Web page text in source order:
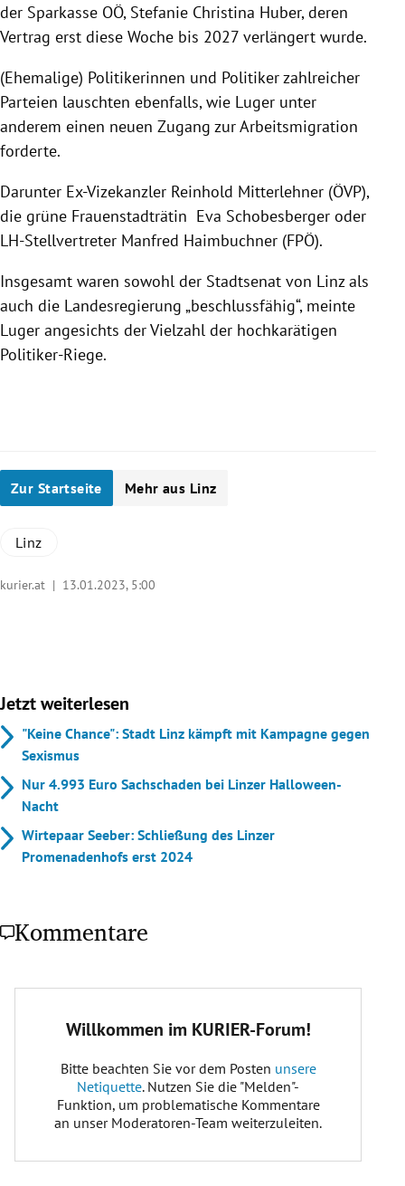
der Sparkasse OÖ, Stefanie Christina Huber, deren
Vertrag erst diese Woche bis 2027 verlängert wurde.
(Ehemalige) Politikerinnen und Politiker zahlreicher
Parteien lauschten ebenfalls, wie Luger unter
anderem einen neuen Zugang zur Arbeitsmigration
forderte.
Darunter Ex-Vizekanzler Reinhold Mitterlehner (ÖVP),
die grüne Frauenstadträtin Eva Schobesberger oder
LH-Stellvertreter Manfred Haimbuchner (FPÖ).
Insgesamt waren sowohl der Stadtsenat von Linz als
auch die Landesregierung „beschlussfähig“, meinte
Luger angesichts der Vielzahl der hochkarätigen
Politiker-Riege.
Zur Startseite Mehr aus Linz
Linz
kurier.at | 13.01.2023, 5:00
Jetzt weiterlesen
"Keine Chance": Stadt Linz kämpft mit Kampagne gegen
Sexismus
Nur 4.993 Euro Sachschaden bei Linzer Halloween-
Nacht
Wirtepaar Seeber: Schließung des Linzer
Promenadenhofs erst 2024
Kommentare